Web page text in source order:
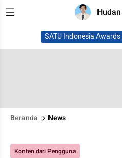
SATU Indonesia Awards
Beranda News
Konten dari Pengguna